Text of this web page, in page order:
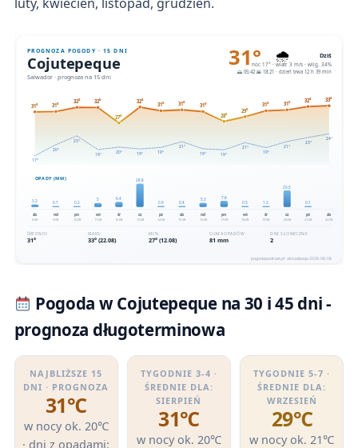
Pogoda w Cojutepeque na 30 i 45 dni -
prognoza długoterminowa
NAJBLIŻSZE 15
DNI · PROGNOZA
31℃
w nocy ok. 20℃
· dni z opadami:
TYGODNIE 3-4 ·
ŚREDNIE DLA:
SIERPIEŃ
31℃
w nocy ok. 20℃
TYGODNIE 5-7 ·
ŚREDNIE DLA:
WRZESIEŃ
29℃
w nocy ok. 21℃